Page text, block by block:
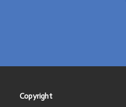
Copyright